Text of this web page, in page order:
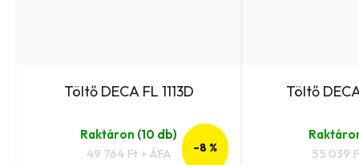
Töltő DECA FL 1113D
Raktáron (10 db)
49 764 Ft + ÁFA
–8 %
Töltő
55 039